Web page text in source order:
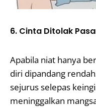
6. Cinta Ditolak
Apabila niat hanya
diri dipandang
sejurus selepas
meninggalkan